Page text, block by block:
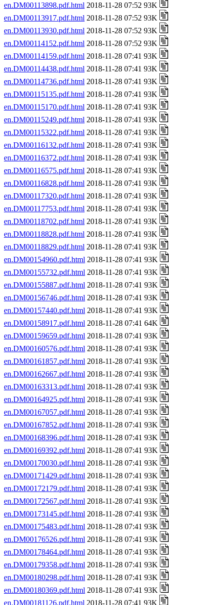
en.DM00113898.pdf.html 2018-11-28 07:52 93K
en.DM00113917.pdf.html 2018-11-28 07:52 93K
en.DM00113930.pdf.html 2018-11-28 07:52 93K
en.DM00114152.pdf.html 2018-11-28 07:52 93K
en.DM00114159.pdf.html 2018-11-28 07:41 93K
en.DM00114438.pdf.html 2018-11-28 07:41 93K
en.DM00114736.pdf.html 2018-11-28 07:41 93K
en.DM00115135.pdf.html 2018-11-28 07:41 93K
en.DM00115170.pdf.html 2018-11-28 07:41 93K
en.DM00115249.pdf.html 2018-11-28 07:41 93K
en.DM00115322.pdf.html 2018-11-28 07:41 93K
en.DM00116132.pdf.html 2018-11-28 07:41 93K
en.DM00116372.pdf.html 2018-11-28 07:41 93K
en.DM00116575.pdf.html 2018-11-28 07:41 93K
en.DM00116828.pdf.html 2018-11-28 07:41 93K
en.DM00117320.pdf.html 2018-11-28 07:41 93K
en.DM00117753.pdf.html 2018-11-28 07:41 93K
en.DM00118702.pdf.html 2018-11-28 07:41 93K
en.DM00118828.pdf.html 2018-11-28 07:41 93K
en.DM00118829.pdf.html 2018-11-28 07:41 93K
en.DM00154960.pdf.html 2018-11-28 07:41 93K
en.DM00155732.pdf.html 2018-11-28 07:41 93K
en.DM00155887.pdf.html 2018-11-28 07:41 93K
en.DM00156746.pdf.html 2018-11-28 07:41 93K
en.DM00157440.pdf.html 2018-11-28 07:41 93K
en.DM00158917.pdf.html 2018-11-28 07:41 64K
en.DM00159659.pdf.html 2018-11-28 07:41 93K
en.DM00160576.pdf.html 2018-11-28 07:41 93K
en.DM00161857.pdf.html 2018-11-28 07:41 93K
en.DM00162667.pdf.html 2018-11-28 07:41 93K
en.DM00163313.pdf.html 2018-11-28 07:41 93K
en.DM00164925.pdf.html 2018-11-28 07:41 93K
en.DM00167057.pdf.html 2018-11-28 07:41 93K
en.DM00167852.pdf.html 2018-11-28 07:41 93K
en.DM00168396.pdf.html 2018-11-28 07:41 93K
en.DM00169392.pdf.html 2018-11-28 07:41 93K
en.DM00170030.pdf.html 2018-11-28 07:41 93K
en.DM00171429.pdf.html 2018-11-28 07:41 93K
en.DM00172179.pdf.html 2018-11-28 07:41 93K
en.DM00172567.pdf.html 2018-11-28 07:41 93K
en.DM00173145.pdf.html 2018-11-28 07:41 93K
en.DM00175483.pdf.html 2018-11-28 07:41 93K
en.DM00176526.pdf.html 2018-11-28 07:41 93K
en.DM00178464.pdf.html 2018-11-28 07:41 93K
en.DM00179358.pdf.html 2018-11-28 07:41 93K
en.DM00180298.pdf.html 2018-11-28 07:41 93K
en.DM00180369.pdf.html 2018-11-28 07:41 93K
en.DM00181126.pdf.html 2018-11-28 07:41 93K